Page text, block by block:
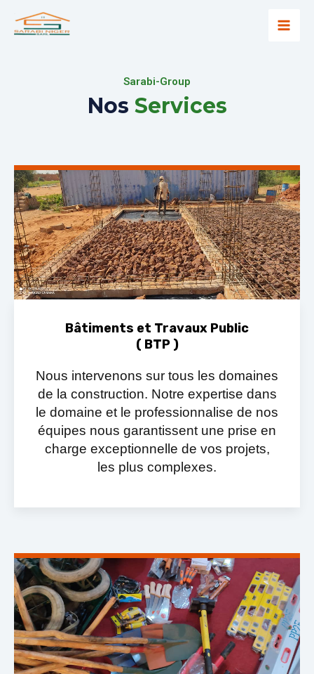
Sarabi-Group
Nos Services
Bâtiments et Travaux Public
( BTP )
Nous intervenons sur tous les domaines
de la construction. Notre expertise dans
le domaine et le professionnalise de nos
équipes nous garantissent une prise en
charge exceptionnelle de vos projets,
les plus complexes.